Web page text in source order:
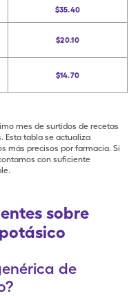
$35.40
$20.10
$14.70
mes de surtidos de recetas
Esta tabla se actualiza
más precisos por farmacia. Si
con suficiente
sobre
de